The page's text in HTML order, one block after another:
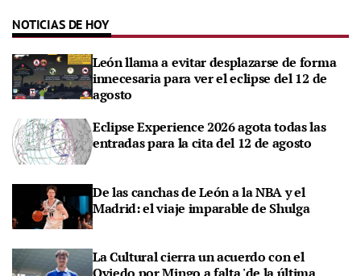
NOTICIAS DE HOY
León llama a evitar desplazarse de forma
innecesaria para ver el eclipse del 12 de
agosto
Eclipse Experience 2026 agota todas las
entradas para la cita del 12 de agosto
De las canchas de León a la NBA y el
Madrid: el viaje imparable de Shulga
La Cultural cierra un acuerdo con el